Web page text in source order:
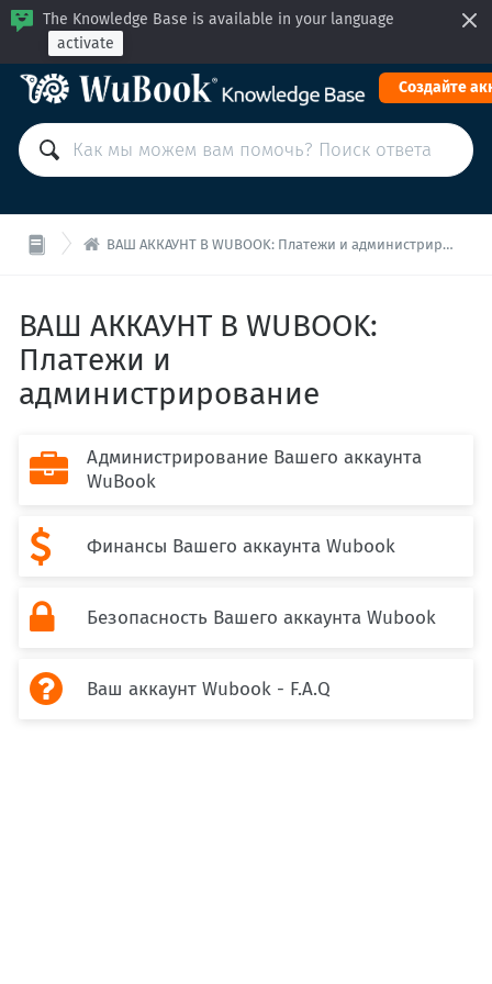
The Knowledge Base is available in your language
activate
Cоздайте
 ВАШ АККАУНТ В WUBOOK: Платежи и администрирование
ВАШ АККАУНТ В WUBOOK:
Платежи и
администрирование

Администрирование Вашего аккаунта
WuBook
 Финансы Вашего аккаунта Wubook
 Безопасность Вашего аккаунта Wubook
 Ваш аккаунт Wubook - F.A.Q